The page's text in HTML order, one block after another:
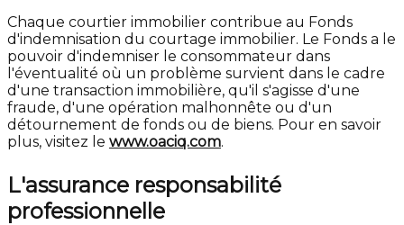
Chaque courtier immobilier contribue au Fonds
d'indemnisation du courtage immobilier. Le Fonds a le
pouvoir d'indemniser le consommateur dans
l'éventualité où un problème survient dans le cadre
d'une transaction immobilière, qu'il s'agisse d'une
fraude, d'une opération malhonnête ou d'un
détournement de fonds ou de biens. Pour en savoir
plus, visitez le www.oaciq.com.
L'assurance responsabilité
professionnelle